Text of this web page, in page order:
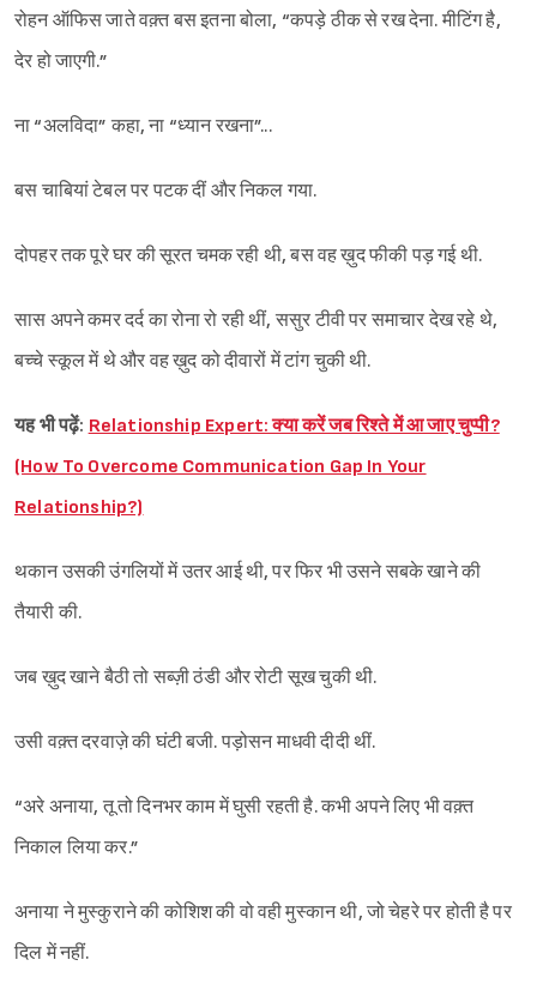
रोहन ऑफिस जाते वक़्त बस इतना बोला, “कपड़े ठीक से रख देना. मीटिंग है,
देर हो जाएगी.”
ना “अलविदा” कहा, ना “ध्यान रखना”...
बस चाबियां टेबल पर पटक दीं और निकल गया.
दोपहर तक पूरे घर की सूरत चमक रही थी, बस वह ख़ुद फीकी पड़ गई थी.
सास अपने कमर दर्द का रोना रो रही थीं, ससुर टीवी पर समाचार देख रहे थे,
बच्चे स्कूल में थे और वह ख़ुद को दीवारों में टांग चुकी थी.
यह भी पढ़ें: Relationship Expert: क्या करें जब रिश्ते में आ जाए चुप्पी?
(How To Overcome Communication Gap In Your
Relationship?)
थकान उसकी उंगलियों में उतर आई थी, पर फिर भी उसने सबके खाने की
तैयारी की.
जब ख़ुद खाने बैठी तो सब्ज़ी ठंडी और रोटी सूख चुकी थी.
उसी वक़्त दरवाज़े की घंटी बजी. पड़ोसन माधवी दीदी थीं.
“अरे अनाया, तू तो दिनभर काम में घुसी रहती है. कभी अपने लिए भी वक़्त
निकाल लिया कर.”
अनाया ने मुस्कुराने की कोशिश की वो वही मुस्कान थी, जो चेहरे पर होती है पर
दिल में नहीं.